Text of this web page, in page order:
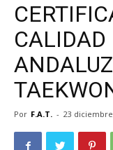
CALIDAD
Por F.A.T. - 23